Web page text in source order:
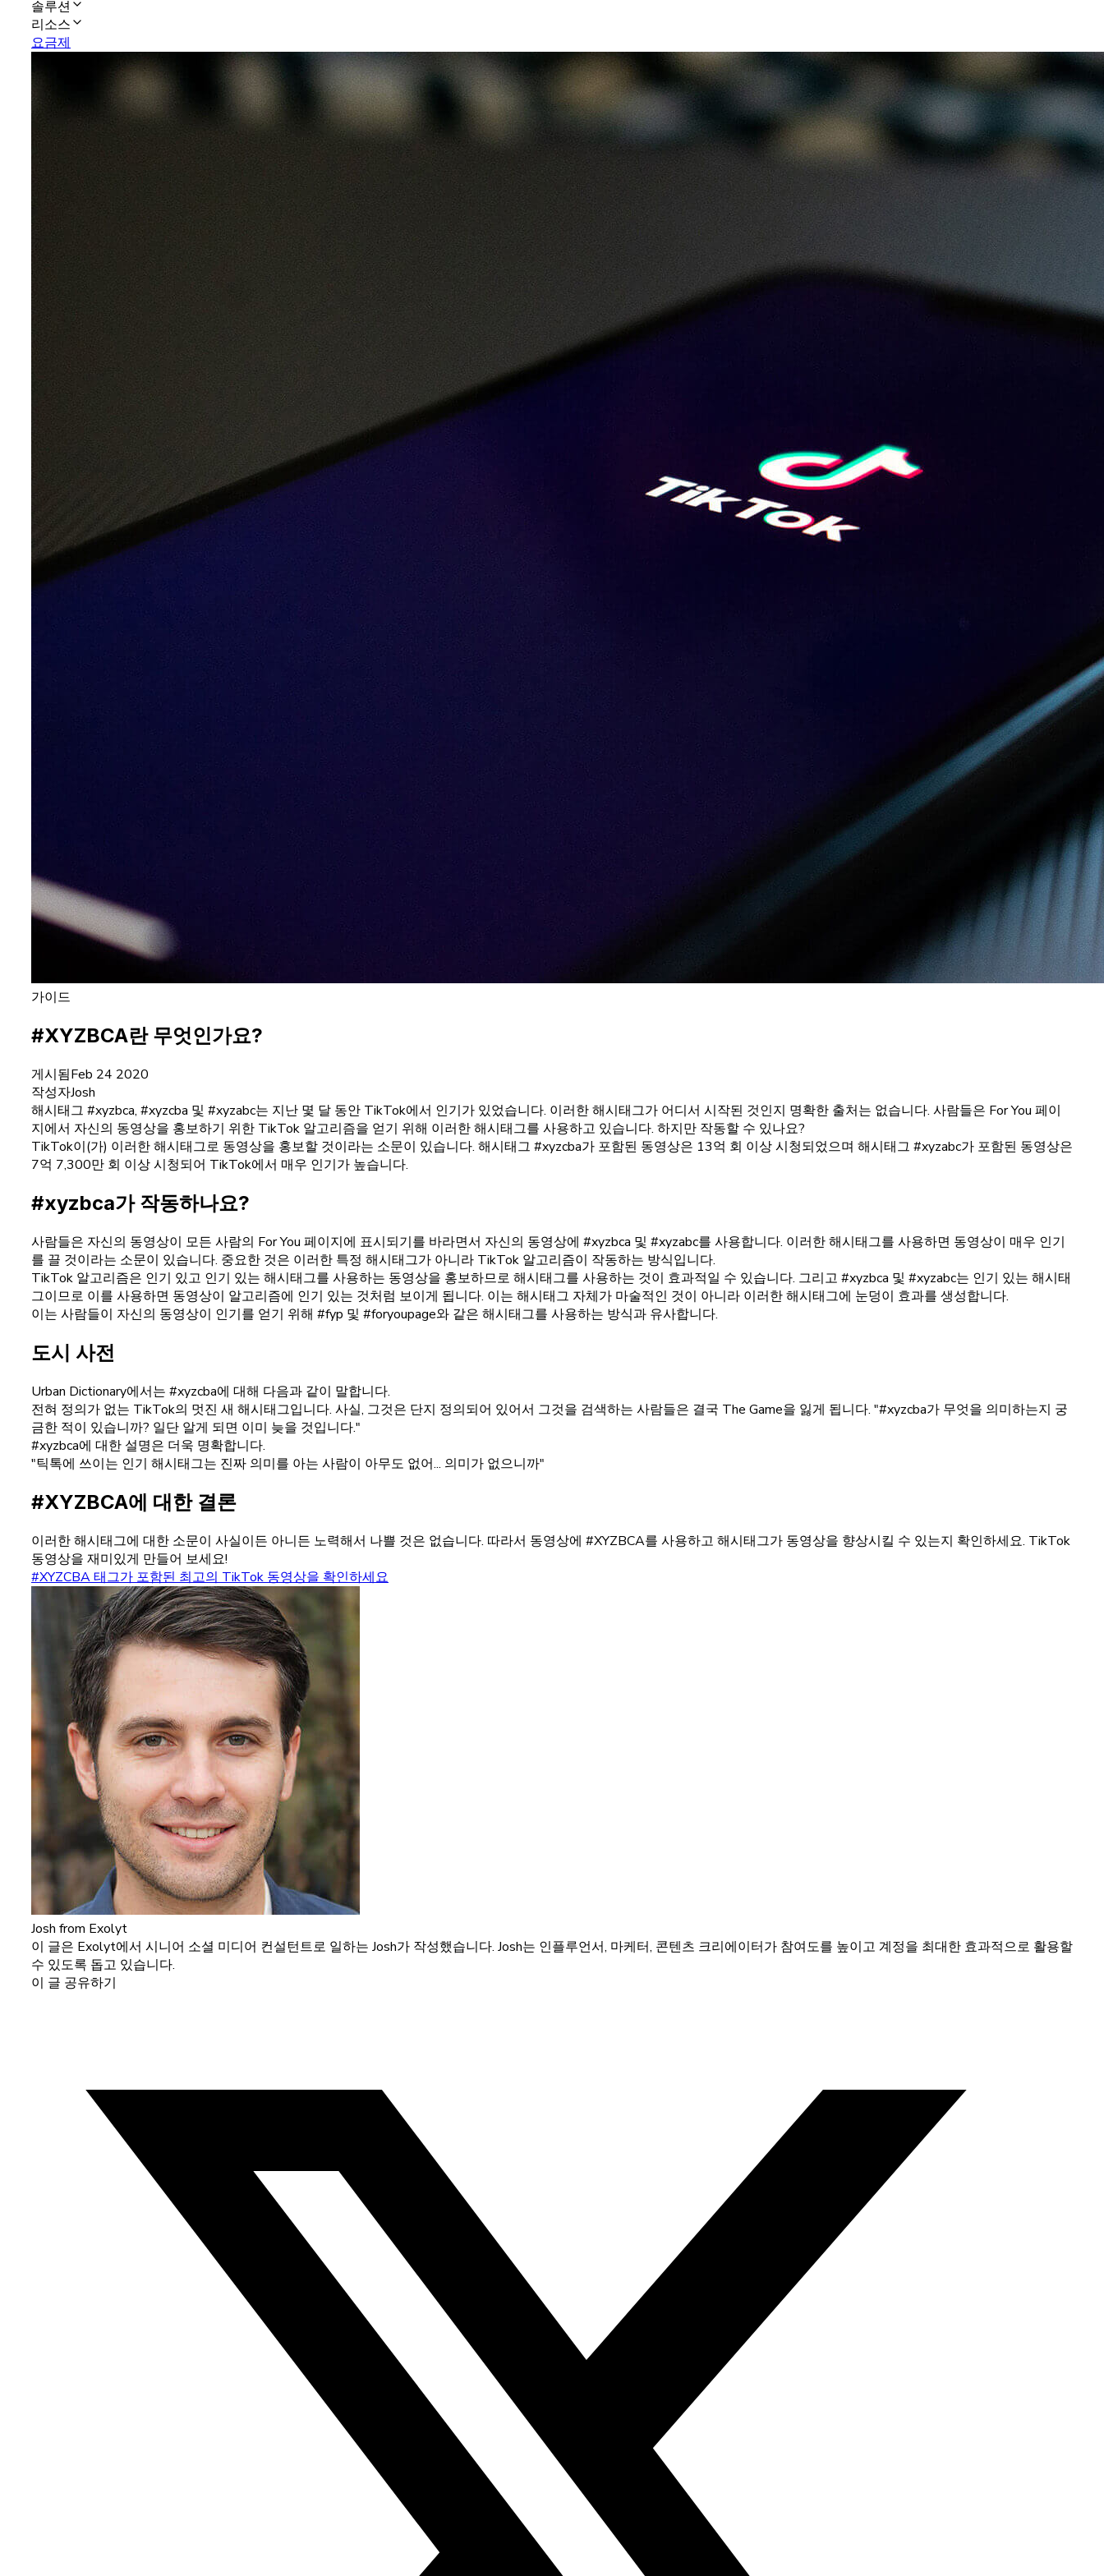
솔루션
리소스
요금제
가이드
#XYZBCA란 무엇인가요?
게시됨Feb 24 2020
작성자Josh
해시태그 #xyzbca, #xyzcba 및 #xyzabc는 지난 몇 달 동안 TikTok에서 인기가 있었습니다. 이러한 해시태그가 어디서 시작된 것인지 명확한 출처는 없습니다. 사람들은 For You 페이
지에서 자신의 동영상을 홍보하기 위한 TikTok 알고리즘을 얻기 위해 이러한 해시태그를 사용하고 있습니다. 하지만 작동할 수 있나요?
TikTok이(가) 이러한 해시태그로 동영상을 홍보할 것이라는 소문이 있습니다. 해시태그 #xyzcba가 포함된 동영상은 13억 회 이상 시청되었으며 해시태그 #xyzabc가 포함된 동영상은
7억 7,300만 회 이상 시청되어 TikTok에서 매우 인기가 높습니다.
#xyzbca가 작동하나요?
사람들은 자신의 동영상이 모든 사람의 For You 페이지에 표시되기를 바라면서 자신의 동영상에 #xyzbca 및 #xyzabc를 사용합니다. 이러한 해시태그를 사용하면 동영상이 매우 인기
를 끌 것이라는 소문이 있습니다. 중요한 것은 이러한 특정 해시태그가 아니라 TikTok 알고리즘이 작동하는 방식입니다.
TikTok 알고리즘은 인기 있고 인기 있는 해시태그를 사용하는 동영상을 홍보하므로 해시태그를 사용하는 것이 효과적일 수 있습니다. 그리고 #xyzbca 및 #xyzabc는 인기 있는 해시태
그이므로 이를 사용하면 동영상이 알고리즘에 인기 있는 것처럼 보이게 됩니다. 이는 해시태그 자체가 마술적인 것이 아니라 이러한 해시태그에 눈덩이 효과를 생성합니다.
이는 사람들이 자신의 동영상이 인기를 얻기 위해 #fyp 및 #foryoupage와 같은 해시태그를 사용하는 방식과 유사합니다.
도시 사전
Urban Dictionary에서는 #xyzcba에 대해 다음과 같이 말합니다.
전혀 정의가 없는 TikTok의 멋진 새 해시태그입니다. 사실, 그것은 단지 정의되어 있어서 그것을 검색하는 사람들은 결국 The Game을 잃게 됩니다. "#xyzcba가 무엇을 의미하는지 궁
금한 적이 있습니까? 일단 알게 되면 이미 늦을 것입니다."
#xyzbca에 대한 설명은 더욱 명확합니다.
"틱톡에 쓰이는 인기 해시태그는 진짜 의미를 아는 사람이 아무도 없어... 의미가 없으니까"
#XYZBCA에 대한 결론
이러한 해시태그에 대한 소문이 사실이든 아니든 노력해서 나쁠 것은 없습니다. 따라서 동영상에 #XYZBCA를 사용하고 해시태그가 동영상을 향상시킬 수 있는지 확인하세요. TikTok
동영상을 재미있게 만들어 보세요!
#XYZCBA 태그가 포함된 최고의 TikTok 동영상을 확인하세요
Josh from Exolyt
이 글은 Exolyt에서 시니어 소셜 미디어 컨설턴트로 일하는 Josh가 작성했습니다. Josh는 인플루언서, 마케터, 콘텐츠 크리에이터가 참여도를 높이고 계정을 최대한 효과적으로 활용할
수 있도록 돕고 있습니다.
이 글 공유하기